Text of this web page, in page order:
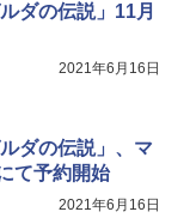
ダの伝説」11月
2021年6月16日
ダの伝説」、マ
て予約開始
2021年6月16日